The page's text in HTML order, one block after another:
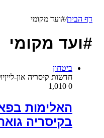
דף הבית/#ועד מקומי
#ועד מקומי
ביטחון
חדשות קיסריה און-ליין
0
האלימות
בקיסריה